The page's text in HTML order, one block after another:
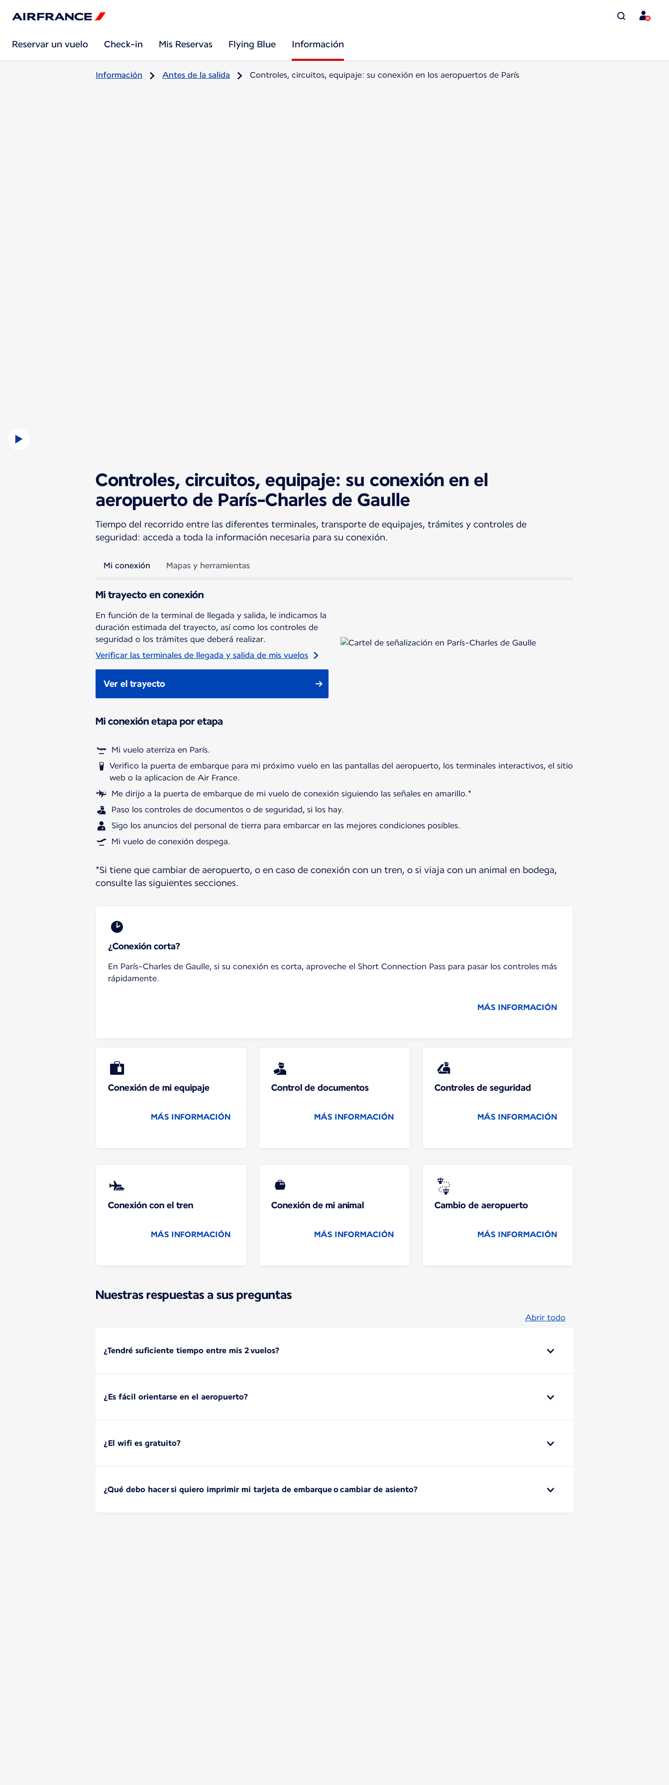
Reservar un vuelo Check-in Mis Reservas Flying Blue Información
Información Antes de la salida Controles, circuitos, equipaje: su conexión en los aeropuertos de París
Controles, circuitos, equipaje: su conexión en el
aeropuerto de París-Charles de Gaulle
Tiempo del recorrido entre las diferentes terminales, transporte de equipajes, trámites y controles de
seguridad: acceda a toda la información necesaria para su conexión.
Mi conexión Mapas y herramientas
Mi trayecto en conexión
En función de la terminal de llegada y salida, le indicamos la
duración estimada del trayecto, así como los controles de
seguridad o los trámites que deberá realizar.
Verificar las terminales de llegada y salida de mis vuelos
Ver el trayecto
Mi conexión etapa por etapa
Mi vuelo aterriza en París.
Verifico la puerta de embarque para mi próximo vuelo en las pantallas del aeropuerto, los terminales interactivos, el sitio
web o la aplicacion de Air France.
Me dirijo a la puerta de embarque de mi vuelo de conexión siguiendo las señales en amarillo.*
Paso los controles de documentos o de seguridad, si los hay.
Sigo los anuncios del personal de tierra para embarcar en las mejores condiciones posibles.
Mi vuelo de conexión despega.
*Si tiene que cambiar de aeropuerto, o en caso de conexión con un tren, o si viaja con un animal en bodega,
consulte las siguientes secciones.
¿Conexión corta?
En París-Charles de Gaulle, si su conexión es corta, aproveche el Short Connection Pass para pasar los controles más
rápidamente.
MÁS INFORMACIÓN
Conexión de mi equipaje
MÁS INFORMACIÓN
Control de documentos
MÁS INFORMACIÓN
Controles de seguridad
MÁS INFORMACIÓN
Conexión con el tren
MÁS INFORMACIÓN
Conexión de mi animal
MÁS INFORMACIÓN
Cambio de aeropuerto
MÁS INFORMACIÓN
Nuestras respuestas a sus preguntas
Abrir todo
¿Tendré suficiente tiempo entre mis 2 vuelos?
¿Es fácil orientarse en el aeropuerto?
¿El wifi es gratuito?
¿Qué debo hacer si quiero imprimir mi tarjeta de embarque o cambiar de asiento?